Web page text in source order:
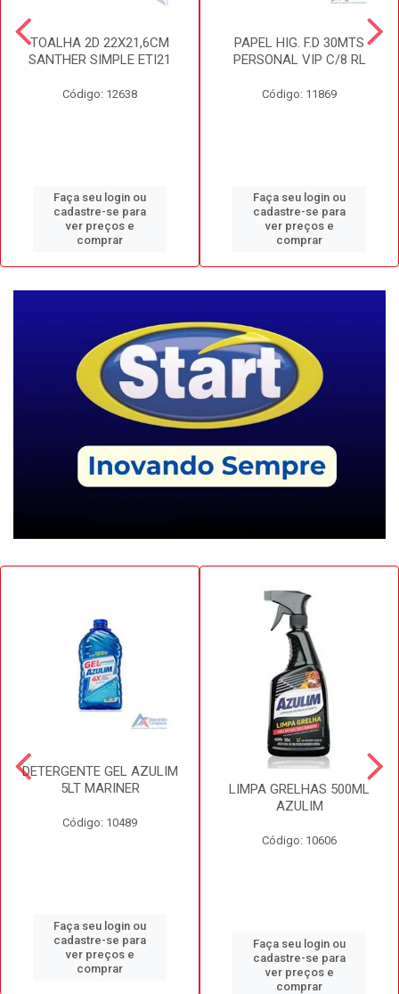
TOALHA 2D 22X21,6CM
SANTHER SIMPLE ETI21
Código: 12638
Faça seu login ou
cadastre-se para
ver preços e
comprar
PAPEL HIG. F.D 30MTS
PERSONAL VIP C/8 RL
Código: 11869
Faça seu login ou
cadastre-se para
ver preços e
comprar
DETERGENTE GEL AZULIM
5LT MARINER
Código: 10489
Faça seu login ou
cadastre-se para
ver preços e
comprar
LIMPA GRELHAS 500ML
AZULIM
Código: 10606
Faça seu login ou
cadastre-se para
ver preços e
comprar